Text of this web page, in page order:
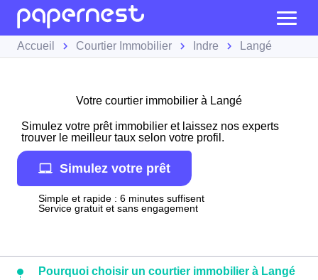
Accueil Courtier Immobilier Indre Langé
Votre courtier immobilier à Langé
Simulez votre prêt immobilier et laissez nos experts
trouver le meilleur taux selon votre profil.
Simulez votre prêt
Simple et rapide : 6 minutes suffisent
Service gratuit et sans engagement
Pourquoi choisir un courtier immobilier à Langé